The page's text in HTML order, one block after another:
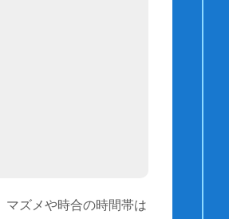
マズメや時合の時間帯は